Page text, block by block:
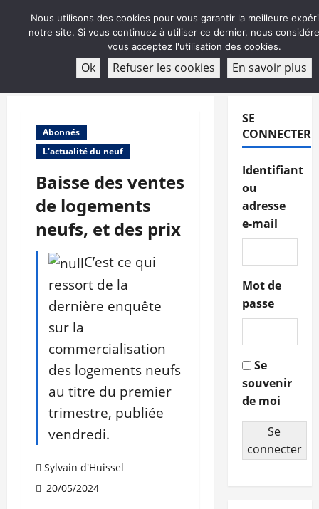
ABONNEMENT
Abonnés
L'actualité du neuf
Baisse des ventes
de logements
neufs, et des prix
C’est ce qui
ressort de la
dernière enquête
sur la
commercialisation
des logements neufs
au titre du premier
trimestre, publiée
vendredi.
Sylvain d'Huissel
20/05/2024
SE
CONNECTER
Identifiant
ou
adresse
e-mail
Mot de
passe
Se
souvenir
de moi
Se
connecter
Nous utilisons des cookies pour vous garantir la meilleure
notre site. Si vous continuez à utiliser ce dernier, nous
vous acceptez l'utilisation des cookies.
Ok Refuser les cookies En savoir plus